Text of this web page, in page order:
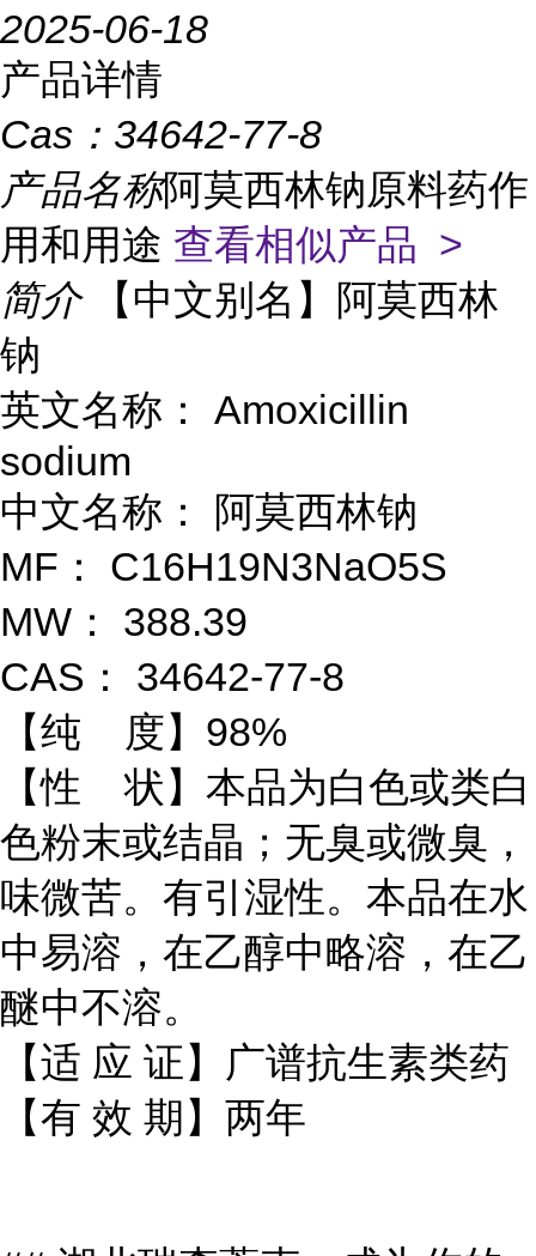
2025-06-18
产品详情
Cas： 34642-77-8
产品名称阿莫西林钠原料药作
用和用途 查看相似产品 >
简介
【中文别名】阿莫西林
钠
英文名称：
Amoxicillin
sodium
中文名称：
阿莫西林钠
MF：
C16H19N3NaO5S
MW：
388.39
CAS：
34642-77-8
【纯 度】98%
【性 状】本品为白色或类白
色粉末或结晶；无臭或微臭，
味微苦。有引湿性。本品在水
中易溶，在乙醇中略溶，在乙
醚中不溶。
【适 应 证】广谱抗生素类药
【有 效 期】两年